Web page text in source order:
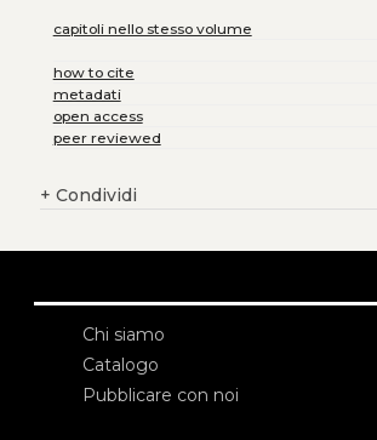
capitoli nello stesso volume
how to cite
metadati
open access
peer reviewed
+ Condividi
Chi siamo
Catalogo
Pubblicare con noi